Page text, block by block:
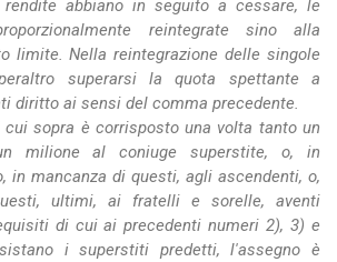
abbiano in seguito a cessare, le
reintegrate sino alla
limite. Nella reintegrazione delle singole
superarsi la quota spettante a
diritto ai sensi del comma precedente.
sopra è corrisposto una volta tanto un
milione al coniuge superstite, o, in
in mancanza di questi, agli ascendenti, o,
ultimi, ai fratelli e sorelle, aventi
di cui ai precedenti numeri 2), 3) e
i superstiti predetti, l'assegno è